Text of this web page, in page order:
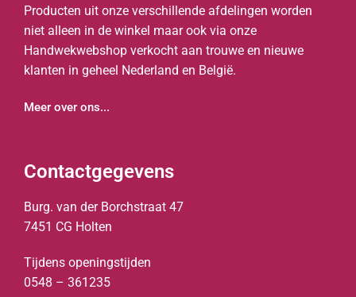
Producten uit onze verschillende afdelingen worden
niet alleen in de winkel maar ook via onze
Handwekwebshop verkocht aan trouwe en nieuwe
klanten in geheel Nederland en België.
Meer over ons...
Contactgegevens
Burg. van der Borchstraat 47
7451 CG Holten
Tijdens openingstijden
0548 – 361235